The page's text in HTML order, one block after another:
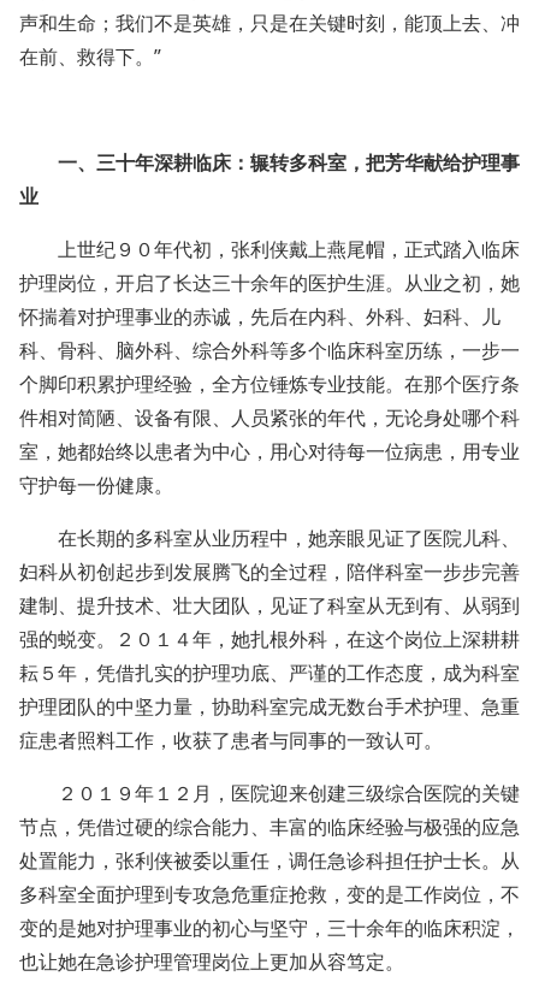
声和生命；我们不是英雄，只是在关键时刻，能顶上去、冲
在前、救得下。”
一、三十年深耕临床：辗转多科室，把芳华献给护理事
业
上世纪９０年代初，张利侠戴上燕尾帽，正式踏入临床
护理岗位，开启了长达三十余年的医护生涯。从业之初，她
怀揣着对护理事业的赤诚，先后在内科、外科、妇科、儿
科、骨科、脑外科、综合外科等多个临床科室历练，一步一
个脚印积累护理经验，全方位锤炼专业技能。在那个医疗条
件相对简陋、设备有限、人员紧张的年代，无论身处哪个科
室，她都始终以患者为中心，用心对待每一位病患，用专业
守护每一份健康。
在长期的多科室从业历程中，她亲眼见证了医院儿科、
妇科从初创起步到发展腾飞的全过程，陪伴科室一步步完善
建制、提升技术、壮大团队，见证了科室从无到有、从弱到
强的蜕变。２０１４年，她扎根外科，在这个岗位上深耕耕
耘５年，凭借扎实的护理功底、严谨的工作态度，成为科室
护理团队的中坚力量，协助科室完成无数台手术护理、急重
症患者照料工作，收获了患者与同事的一致认可。
２０１９年１２月，医院迎来创建三级综合医院的关键
节点，凭借过硬的综合能力、丰富的临床经验与极强的应急
处置能力，张利侠被委以重任，调任急诊科担任护士长。从
多科室全面护理到专攻急危重症抢救，变的是工作岗位，不
变的是她对护理事业的初心与坚守，三十余年的临床积淀，
也让她在急诊护理管理岗位上更加从容笃定。